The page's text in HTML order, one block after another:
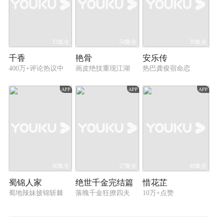
33集全
千香
400万+评论热议中
54集全
艳骨
画皮绝技重现江湖
39集全
安乐传
热巴龚俊宿命恋
APP
40集全
蜀锦人家
蜀地辣妹披锦斩棘
APP
27集全
绝世千金完结篇
落魄千金狂撩四夫
APP
40集全
惜花芷
10万+点赞